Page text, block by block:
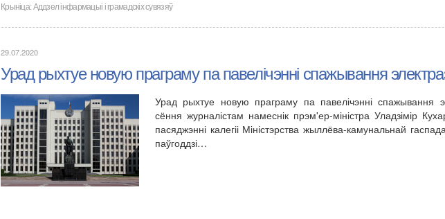
Крыніца: Аддзел інфармацыі і грамадскіх сувязяў
29.07.2020
Урад рыхтуе новую праграму па павелічэннi спажывання
Урад рыхтуе новую праграму па павелічэнні спажывання
сёння журналістам намеснік прэм'ер-міністра Уладзімір
пасяджэнні калегіі Міністэрства жыллёва-камунальнай
паўгоддзі…